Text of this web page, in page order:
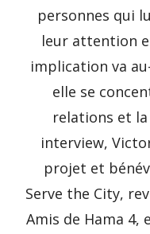
personnes qui
leur attention
implication va
elle se
relations et
interview,
projet et
Serve the City,
Amis de Hama 4,